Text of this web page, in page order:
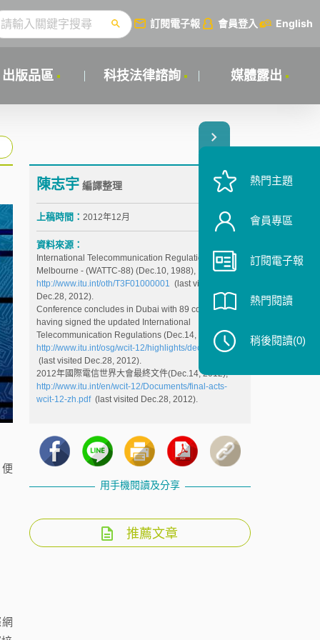
訂閱電子報 會員登入 English
出版品區 科技法律諮詢 媒體露出
陳志宇編譯整理
上稿時間： 2012年12月
資料來源：
International Telecommunication Regulations -
Melbourne - (WATTC-88) (Dec.10, 1988),
http://www.itu.int/oth/T3F01000001 (last visited
Dec.28, 2012).
Conference concludes in Dubai with 89 countries
having signed the updated International
Telecommunication Regulations (Dec.14, 2012),
http://www.itu.int/osg/wcit-12/highlights/dec13-14.html
(last visited Dec.28, 2012).
2012年國際電信世界大會最終文件(Dec.14, 2012),
http://www.itu.int/en/wcit-12/Documents/final-acts-
wcit-12-zh.pdf(last visited Dec.28, 2012).
用手機閱讀及分享
推薦文章
熱門主題
會員專區
訂閱電子報
熱門閱讀
稍後閱讀(0)